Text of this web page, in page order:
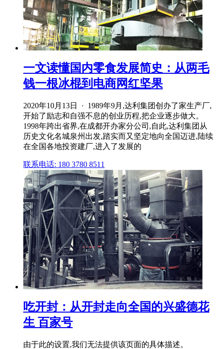
一文读懂国内零食发展简史：从两毛
钱一根冰棍到电商网红坚果
2020年10月13日 · 1989年9月,达利集团创办了家生产厂,
开始了励志和自强不息的创业历程,把企业逐步做大。
1998年跨出省界,在成都开办家分公司,自此,达利集团从
历史文化名城泉州出发,踏实而又坚定地向全国迈进,陆续
在全国各地投资建厂,进入了发展的
联系电话: 180 3780 8511
吃开封：从开封走向全国的兴盛德花
生 百家号
由于此的设置,我们无法提供该页面的具体描述。